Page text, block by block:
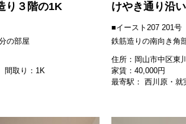
り３階の1K
の部屋
間取り：1K
けやき通り沿
■イースト207 201号
鉄筋造りの南向き角
住所：岡山市中区東
家賃： 40,000円
最寄駅： 西川原・就